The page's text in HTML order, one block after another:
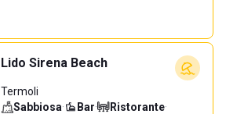
Lido Sirena Beach
Termoli
Sabbiosa· Bar· Ristorante·